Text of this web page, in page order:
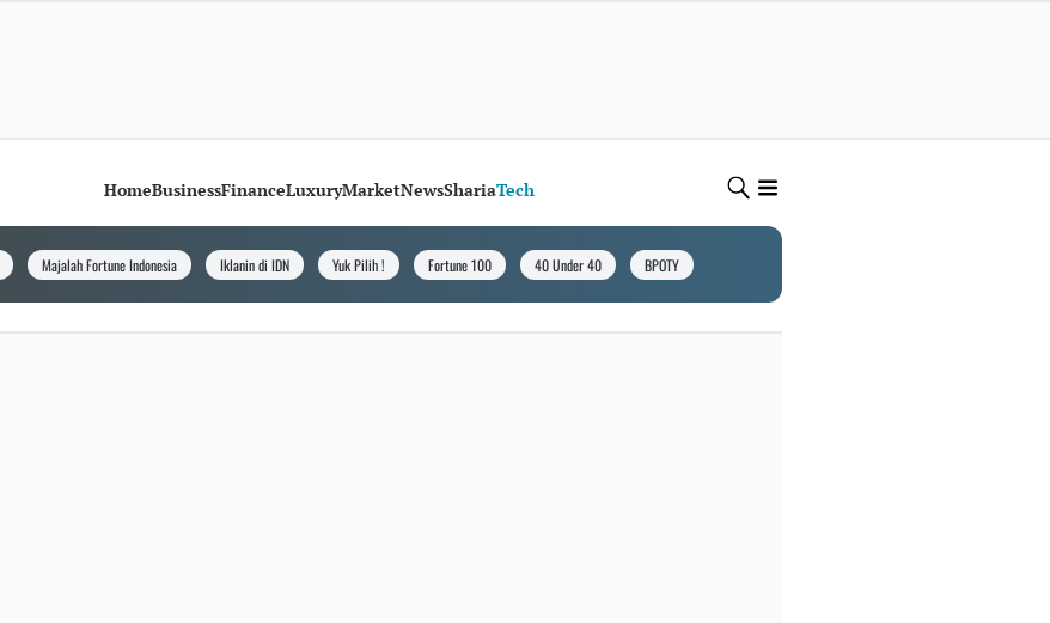
HomeBusinessFinanceLuxuryMarketNewsShariaTech
Majalah Fortune Indonesia Iklanin di IDN Yuk Pilih ! Fortune 100 40 Under 40 BPOTY